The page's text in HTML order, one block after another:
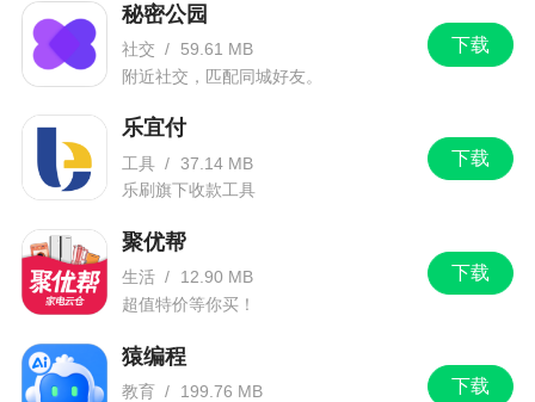
下载
秘密公园
社交 /
59.61 MB
附近社交，匹配同城好友。
下载
乐宜付
工具 / 37.14 MB
乐刷旗下收款工具
下载
聚优帮
生活 /
12.90 MB
超值特价等你买！
下载
猿编程
教育 /
199.76 MB